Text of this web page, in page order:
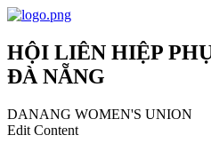
HỘI LIÊN HIỆP
ĐÀ NẴNG
DANANG WOMEN'S UNION
Edit Content